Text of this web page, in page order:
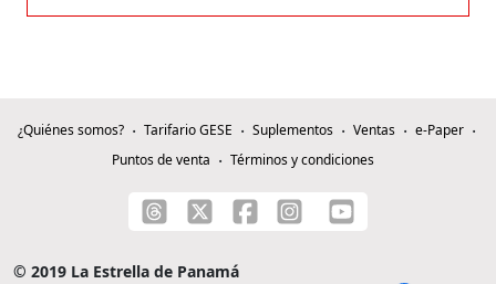
¿Quiénes somos? Tarifario GESE Suplementos Ventas
e-Paper
Puntos de venta
Términos y condiciones
© 2019 La Estrella de Panamá